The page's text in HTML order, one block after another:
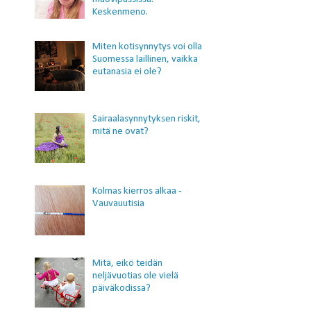
Keskenmeno.
Miten kotisynnytys voi olla
Suomessa laillinen, vaikka
eutanasia ei ole?
Sairaalasynnytyksen riskit,
mitä ne ovat?
Kolmas kierros alkaa -
Vauvauutisia
Mitä, eikö teidän
neljävuotias ole vielä
päiväkodissa?